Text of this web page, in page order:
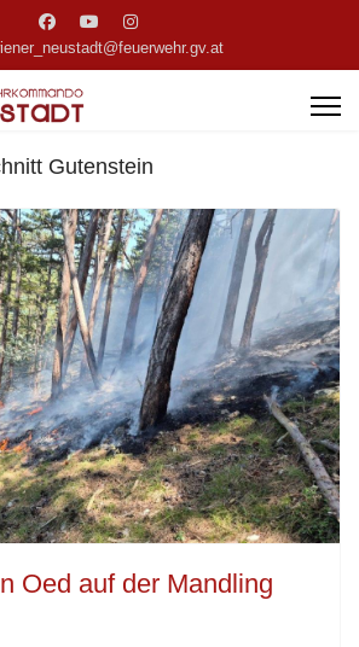
Gutenstein
Oed auf der Mandling